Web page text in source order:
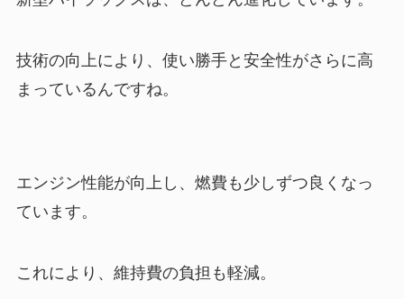
技術の向上により、使い勝手と安全性がさらに高
まっているんですね。
エンジン性能が向上し、燃費も少しずつ良くなっ
ています。
これにより、維持費の負担も軽減。